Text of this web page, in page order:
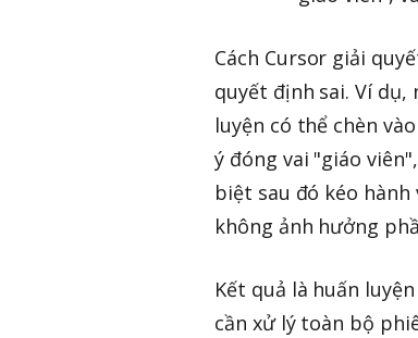
Cách Cursor giải
quyết định sai. Ví
luyện có thể chèn
ý đóng vai "giáo
biệt sau đó kéo
không ảnh hưởng
Kết quả là huấn
cần xử lý toàn bộ